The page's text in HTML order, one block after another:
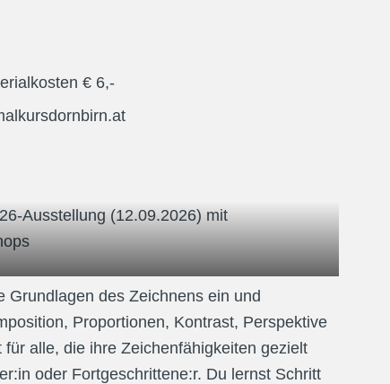
€ 6,-
Ausstellung (12.09.2026) mit
Grundlagen des Zeichnens ein und
Proportionen, Kontrast, Perspektive
alle, die ihre Zeichenfähigkeiten gezielt
oder Fortgeschrittene:r. Du lernst Schritt